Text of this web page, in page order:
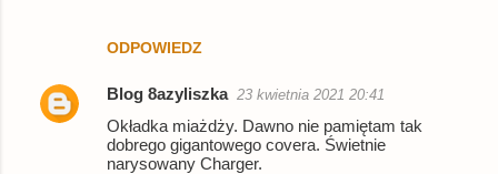
ODPOWIEDZ
Blog 8azyliszka 23 kwietnia 2021 20:41
Okładka miażdży. Dawno nie pamiętam tak
dobrego gigantowego covera. Świetnie
narysowany Charger.